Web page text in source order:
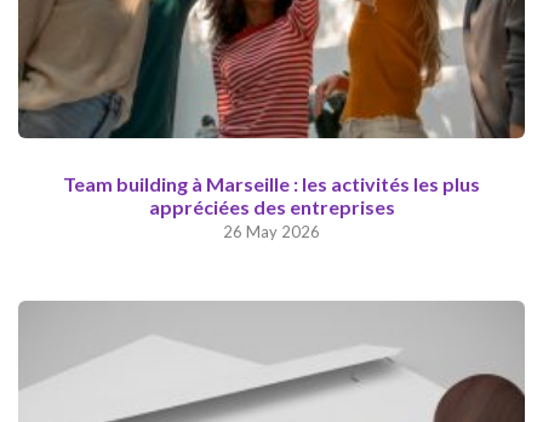
Team building à Marseille : les activités les plus
appréciées des entreprises
26 May 2026